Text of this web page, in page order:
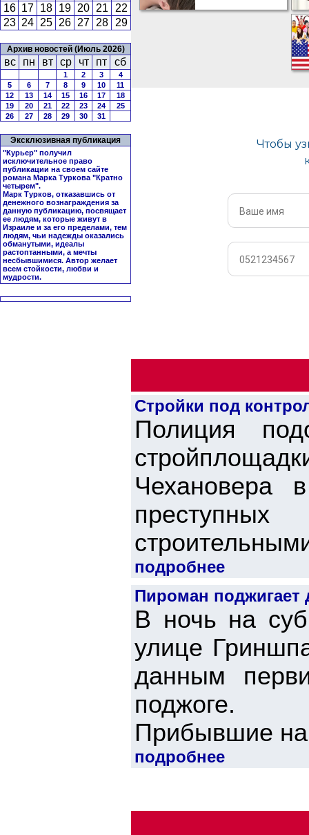
16 17 18 19 20 21
22
23 24 25 26 27 28 29
Архив новостей (Июль 2026)
вс пн вт ср чт пт сб
1 2 3
4
5
6 7 8 9 10
11
12
13 14 15 16 17
18
19
20 21 22 23 24
25
26
27 28 29 30 31
Эксклюзивная публикация
"Курьер" получил
исключительное право
публикации на своем сайте
романа Марка Туркова "Кратно
четырем".
Марк Турков, отказавшись от
денежного вознаграждения за
данную публикацию, посвящает
ее людям, которые живут в
Израиле и за его пределами, тем
людям, чьи надежды оказались
обманутыми, идеалы
растоптанными, а мечты
несбывшимися. Автор желает
всем стойкости, любви и
мудрости.
Стройки под
Полиция
Чехановера
подробнее
Пироман поджигает
В ночь на
улице
данным
поджоге.
Прибывшие на
подробнее